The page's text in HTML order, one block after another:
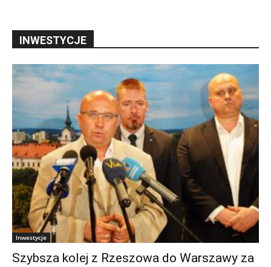
INWESTYCJE
Inwestycje
Szybsza kolej z Rzeszowa do Warszawy za